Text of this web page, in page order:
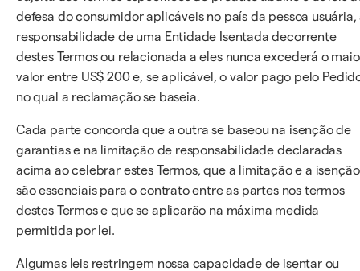
defesa do consumidor aplicáveis no país da pessoa usuária,
responsabilidade de uma Entidade Isentada decorrente
destes Termos ou relacionada a eles nunca excederá o
valor entre US$ 200 e, se aplicável, o valor pago pelo
no qual a reclamação se baseia.
Cada parte concorda que a outra se baseou na isenção de
garantias e na limitação de responsabilidade declaradas
acima ao celebrar estes Termos, que a limitação e a isenção
são essenciais para o contrato entre as partes nos termos
destes Termos e que se aplicarão na máxima medida
permitida por lei.
Algumas leis restringem nossa capacidade de isentar ou